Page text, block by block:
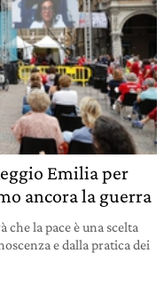
Emilia per
ancora la guerra
la pace è una scelta
e dalla pratica dei